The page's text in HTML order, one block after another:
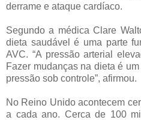
derrame e ataque cardíaco.
Segundo a médica Clare
dieta saudável é uma parte
AVC. “A pressão arterial
Fazer mudanças na dieta é
pressão sob controle”, afirmou.
No Reino Unido acontecem
a cada ano. Cerca de 100